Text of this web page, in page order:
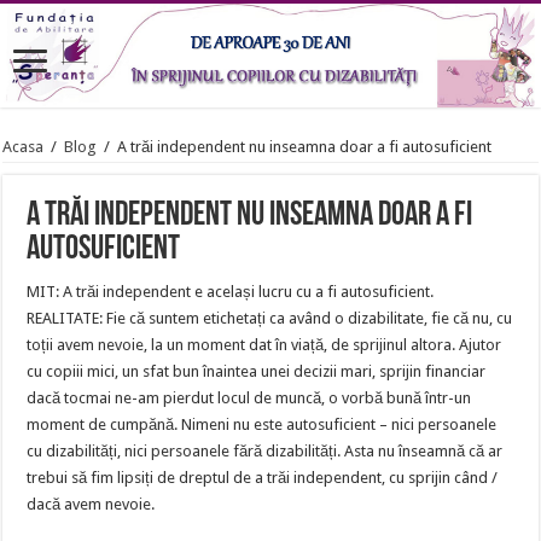
Acasa / Blog / A trăi independent nu inseamna doar a fi autosuficient
A trăi independent nu inseamna doar a fi
autosuficient
MIT: A trăi independent e același lucru cu a fi autosuficient.
REALITATE: Fie că suntem etichetați ca având o dizabilitate, fie că nu, cu
toții avem nevoie, la un moment dat în viață, de sprijinul altora. Ajutor
cu copiii mici, un sfat bun înaintea unei decizii mari, sprijin financiar
dacă tocmai ne-am pierdut locul de muncă, o vorbă bună într-un
moment de cumpănă. Nimeni nu este autosuficient – nici persoanele
cu dizabilități, nici persoanele fără dizabilități. Asta nu înseamnă că ar
trebui să fim lipsiți de dreptul de a trăi independent, cu sprijin când /
dacă avem nevoie.